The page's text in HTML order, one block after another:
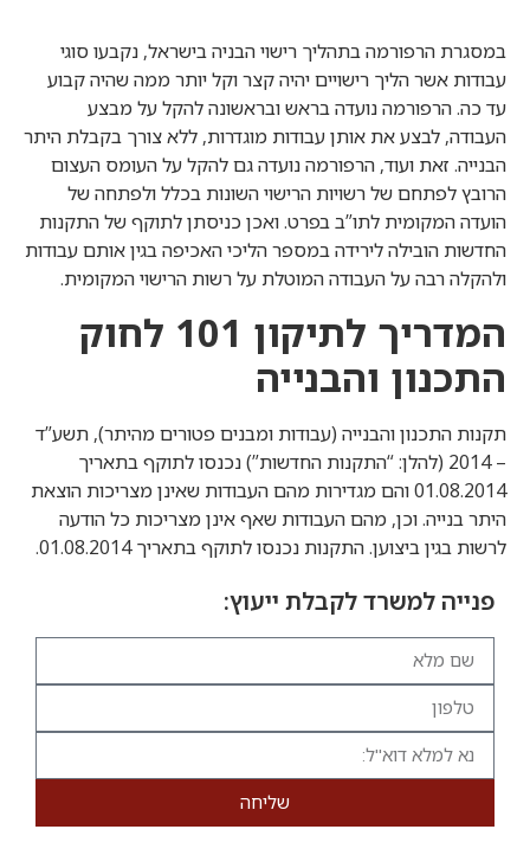
במסגרת הרפורמה בתהליך רישוי הבניה בישראל, נקבעו סוגי
עבודות אשר הליך רישויים יהיה קצר וקל יותר ממה שהיה קבוע
עד כה. הרפורמה נועדה בראש ובראשונה להקל על מבצע
העבודה, לבצע את אותן עבודות מוגדרות, ללא צורך בקבלת היתר
הבנייה. זאת ועוד, הרפורמה נועדה גם להקל על העומס העצום
הרובץ לפתחם של רשויות הרישוי השונות בכלל ולפתחה של
הועדה המקומית לתו”ב בפרט. ואכן כניסתן לתוקף של התקנות
החדשות הובילה לירידה במספר הליכי האכיפה בגין אותם עבודות
ולהקלה רבה על העבודה המוטלת על רשות הרישוי המקומית.
המדריך לתיקון 101 לחוק
התכנון והבנייה
תקנות התכנון והבנייה (עבודות ומבנים פטורים מהיתר), תשע”ד
– 2014 (להלן: “התקנות החדשות”) נכנסו לתוקף בתאריך
01.08.2014 והם מגדירות מהם העבודות שאינן מצריכות הוצאת
היתר בנייה. וכן, מהם העבודות שאף אינן מצריכות כל הודעה
לרשות בגין ביצוען. התקנות נכנסו לתוקף בתאריך 01.08.2014.
פנייה למשרד לקבלת ייעוץ:
שליחה